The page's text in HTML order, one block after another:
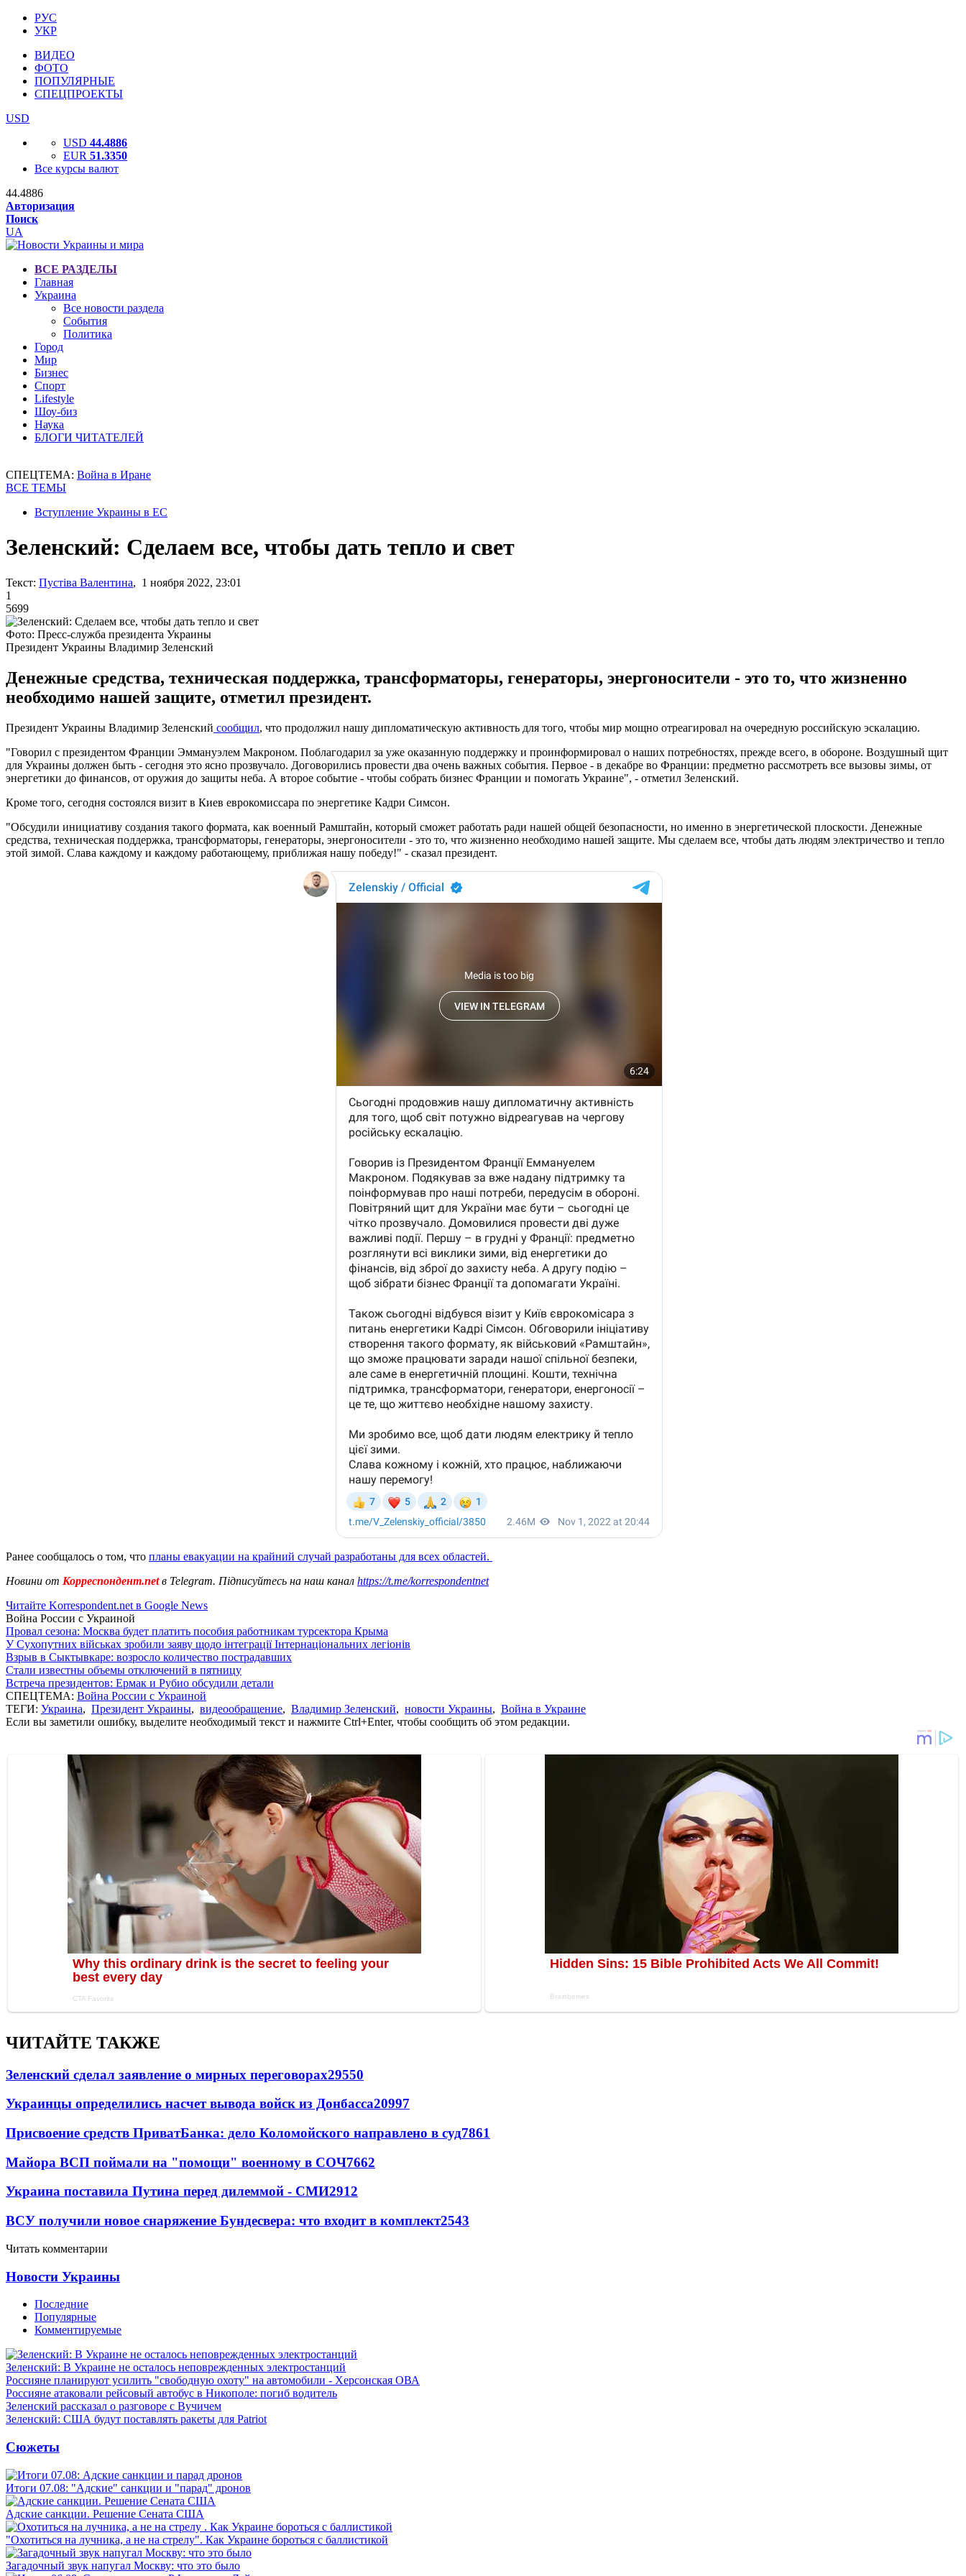
РУС
УКР
ВИДЕО
ФОТО
ПОПУЛЯРНЫЕ
СПЕЦПРОЕКТЫ
USD
USD 44.4886
EUR 51.3350
Все курсы валют
44.4886
Авторизация
Поиск
UA
ВСЕ РАЗДЕЛЫ
Главная
Украина
Все новости раздела
События
Политика
Город
Мир
Бизнес
Спорт
Lifestyle
Шоу-биз
Наука
БЛОГИ ЧИТАТЕЛЕЙ
СПЕЦТЕМА: Война в Иране
ВСЕ ТЕМЫ
Вступление Украины в ЕС
Зеленский: Сделаем все, чтобы дать тепло и свет
Текст: Пустіва Валентина, 1 ноября 2022, 23:01
1
5699
Фото: Пресс-служба президента Украины
Президент Украины Владимир Зеленский
Денежные средства, техническая поддержка, трансформаторы, генераторы, энергоносители - это то, что жизненно
необходимо нашей защите, отметил президент.
Президент Украины Владимир Зеленский сообщил, что продолжил нашу дипломатическую активность для того, чтобы мир мощно отреагировал на очередную российскую эскалацию.
"Говорил с президентом Франции Эммануэлем Макроном. Поблагодарил за уже оказанную поддержку и проинформировал о наших потребностях, прежде всего, в обороне. Воздушный щит
для Украины должен быть - сегодня это ясно прозвучало. Договорились провести два очень важных события. Первое - в декабре во Франции: предметно рассмотреть все вызовы зимы, от
энергетики до финансов, от оружия до защиты неба. А второе событие - чтобы собрать бизнес Франции и помогать Украине", - отметил Зеленский.
Кроме того, сегодня состоялся визит в Киев еврокомиссара по энергетике Кадри Симсон.
"Обсудили инициативу создания такого формата, как военный Рамштайн, который сможет работать ради нашей общей безопасности, но именно в энергетической плоскости. Денежные
средства, техническая поддержка, трансформаторы, генераторы, энергоносители - это то, что жизненно необходимо нашей защите. Мы сделаем все, чтобы дать людям электричество и тепло
этой зимой. Слава каждому и каждому работающему, приближая нашу победу!" - сказал президент.
Ранее сообщалось о том, что планы евакуации на крайний случай разработаны для всех областей.
Новини от Корреспондент.netв Telegram. Підписуйтесь на наш канал https://t.me/korrespondentnet
Читайте Korrespondent.net в Google News
Война России с Украиной
Провал сезона: Москва будет платить пособия работникам турсектора Крыма
У Сухопутних військах зробили заяву щодо інтеграції Інтернаціональних легіонів
Взрыв в Сыктывкаре: возросло количество пострадавших
Стали известны объемы отключений в пятницу
Встреча президентов: Ермак и Рубио обсудили детали
СПЕЦТЕМА: Война России с Украиной
ТЕГИ: Украина, Президент Украины, видеообращение, Владимир Зеленский, новости Украины, Война в Украине
Если вы заметили ошибку, выделите необходимый текст и нажмите Ctrl+Enter, чтобы сообщить об этом редакции.
ЧИТАЙТЕ ТАКЖЕ
Зеленский сделал заявление о мирных переговорах29550
Украинцы определились насчет вывода войск из Донбасса20997
Присвоение средств ПриватБанка: дело Коломойского направлено в суд7861
Майора ВСП поймали на "помощи" военному в СОЧ7662
Украина поставила Путина перед дилеммой - СМИ2912
ВСУ получили новое снаряжение Бундесвера: что входит в комплект2543
Читать комментарии
Новости Украины
Последние
Популярные
Комментируемые
Зеленский: В Украине не осталось неповрежденных электростанций
Россияне планируют усилить "свободную охоту" на автомобили - Херсонская ОВА
Россияне атаковали рейсовый автобус в Никополе: погиб водитель
Зеленский рассказал о разговоре с Вучичем
Зеленский: США будут поставлять ракеты для Patriot
Сюжеты
Итоги 07.08: "Адские" санкции и "парад" дронов
Адские санкции. Решение Сената США
"Охотиться на лучника, а не на стрелу". Как Украине бороться с баллистикой
Загадочный звук напугал Москву: что это было